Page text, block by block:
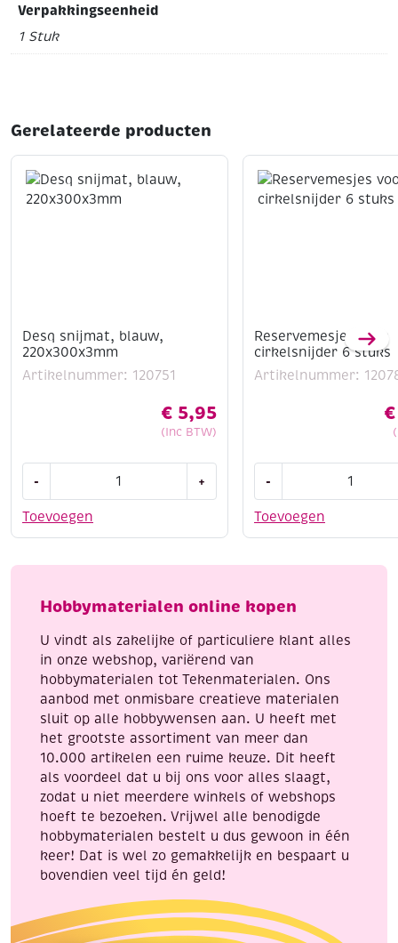
Verpakkingseenheid
1 Stuk
Gerelateerde producten
Desq snijmat, blauw,
220x300x3mm
Artikelnummer: 120751
€ 5,95
(Inc BTW)
Toevoegen
-
blauw,
+
Reservemesjes voor
cirkelsnijder 6 stuks
Artikelnummer:
€
Toevoegen
-
cirkelsnijder
aantal
Hobbymaterialen online kopen
U vindt als zakelijke of particuliere klant alles
in onze webshop, variërend van
hobbymaterialen tot Tekenmaterialen. Ons
aanbod met onmisbare creatieve materialen
sluit op alle hobbywensen aan. U heeft met
het grootste assortiment van meer dan
10.000 artikelen een ruime keuze. Dit heeft
als voordeel dat u bij ons voor alles slaagt,
zodat u niet meerdere winkels of webshops
hoeft te bezoeken. Vrijwel alle benodigde
hobbymaterialen bestelt u dus gewoon in één
keer! Dat is wel zo gemakkelijk en bespaart u
bovendien veel tijd én geld!